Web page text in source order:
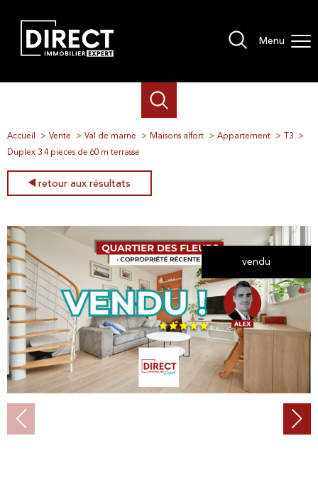
Menu
Accueil Vente Val de marne Maisons alfort Appartement
T3
Duplex 3 4 pieces de 60 m terrasse
retour aux résultats
vendu